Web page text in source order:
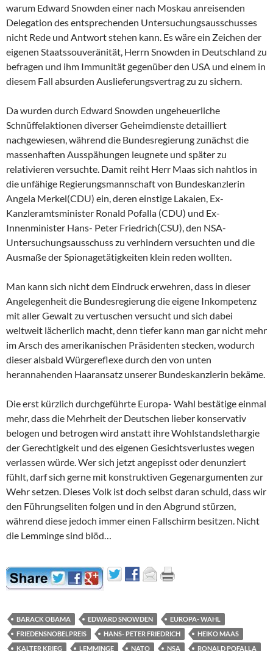
warum Edward Snowden einer nach Moskau anreisenden
Delegation des entsprechenden Untersuchungsausschusses
nicht Rede und Antwort stehen kann. Es wäre ein Zeichen der
eigenen Staatssouveränität, Herrn Snowden in Deutschland zu
befragen und ihm Immunität gegenüber den USA und einem in
diesem Fall absurden Auslieferungsvertrag zu zu sichern.
Da wurden durch Edward Snowden ungeheuerliche
Schnüffelaktionen diverser Geheimdienste detailliert
nachgewiesen, während die Bundesregierung zunächst die
massenhaften Ausspähungen leugnete und später zu
relativieren versuchte. Damit reiht Herr Maas sich nahtlos in
die unfähige Regierungsmannschaft von Bundeskanzlerin
Angela Merkel(CDU) ein, deren einstige Lakaien, Ex-
Kanzleramtsminister Ronald Pofalla (CDU) und Ex-
Innenminister Hans- Peter Friedrich(CSU), den NSA-
Untersuchungsausschuss zu verhindern versuchten und die
Ausmaße der Spionagetätigkeiten klein reden wollten.
Man kann sich nicht dem Eindruck erwehren, dass in dieser
Angelegenheit die Bundesregierung die eigene Inkompetenz
mit aller Gewalt zu vertuschen versucht und sich dabei
weltweit lächerlich macht, denn tiefer kann man gar nicht mehr
im Arsch des amerikanischen Präsidenten stecken, wodurch
dieser alsbald Würgereflexe durch den von unten
herannahenden Haaransatz unserer Bundeskanzlerin bekäme.
Die erst kürzlich durchgeführte Europa- Wahl bestätige einmal
mehr, dass die Mehrheit der Deutschen lieber konservativ
belogen und betrogen wird anstatt ihre Wohlstandslethargie
der Gerechtigkeit und des eigenen Gesichtsverlustes wegen
verlassen würde. Wer sich jetzt angepisst oder denunziert
fühlt, darf sich gerne mit konstruktiven Gegenargumenten zur
Wehr setzen. Dieses Volk ist doch selbst daran schuld, dass wir
den Führungseliten folgen und in den Abgrund stürzen,
während diese jedoch immer einen Fallschirm besitzen. Nicht
die Lemminge sind blöd…
BARACK OBAMA EDWARD SNOWDEN
EUROPA- WAHL
FRIEDENSNOBELPREIS
HANS- PETER FRIEDRICH
HEIKO MAAS
KALTER KRIEG
LEMMINGE NATO NSA RONALD POFALLA